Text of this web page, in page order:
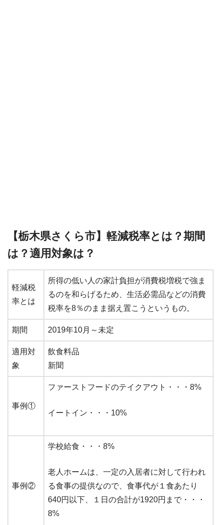
【栃木県さくら市】軽減税率とは？期間
は？適用対象は？
軽減税
率とは
所得の低い人の家計負担が消費税増税で強ま
るのを和らげるため、生活必需品などの消費
税率を8％のまま据え置こうというもの。
期間 2019年10月～未定
適用対
象
飲食料品
新聞
事例①
ファーストフードのテイクアウト・・・8%
イートイン・・・10%
事例②
学校給食・・・8%
老人ホームは、一定の入居者に対して行われ
る食事の提供なので、食事代が１食あたり
640円以下、１日の合計が1920円まで・・・
8%